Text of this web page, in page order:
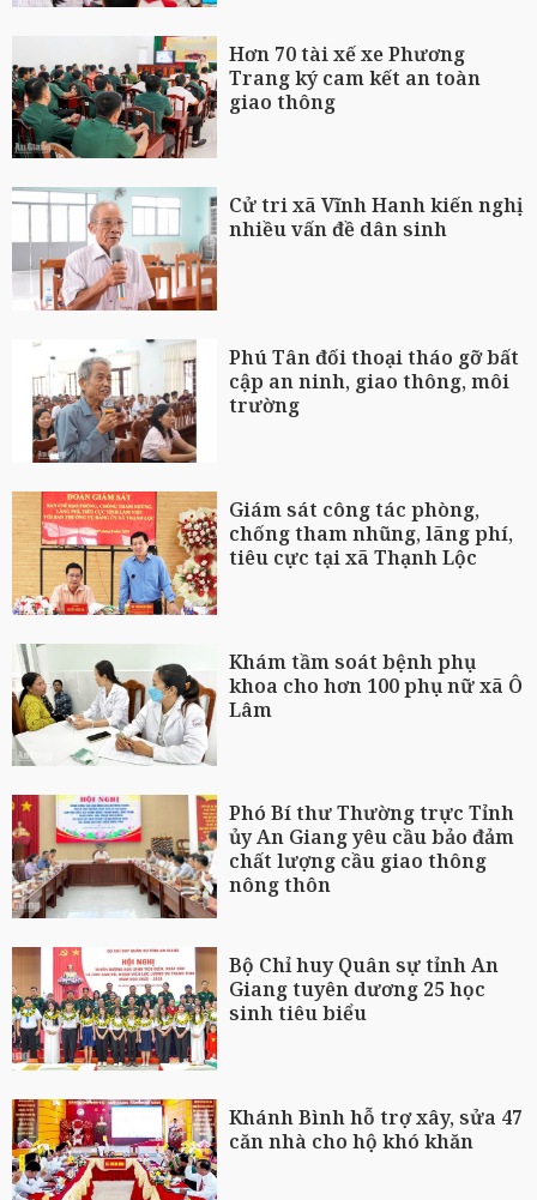
Hơn 70 tài xế xe Phương
Trang ký cam kết an toàn
giao thông
Cử tri xã Vĩnh Hanh kiến nghị
nhiều vấn đề dân sinh
Phú Tân đối thoại tháo gỡ bất
cập an ninh, giao thông, môi
trường
Giám sát công tác phòng,
chống tham nhũng, lãng phí,
tiêu cực tại xã Thạnh Lộc
Khám tầm soát bệnh phụ
khoa cho hơn 100 phụ nữ xã Ô
Lâm
Phó Bí thư Thường trực Tỉnh
ủy An Giang yêu cầu bảo đảm
chất lượng cầu giao thông
nông thôn
Bộ Chỉ huy Quân sự tỉnh An
Giang tuyên dương 25 học
sinh tiêu biểu
Khánh Bình hỗ trợ xây, sửa 47
căn nhà cho hộ khó khăn